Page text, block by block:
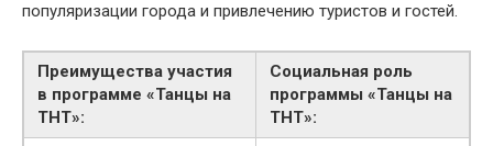
популяризации города и привлечению туристов и гостей.
Преимущества участия
в программе «Танцы на
ТНТ»:
Социальная роль
программы «Танцы на
ТНТ»: